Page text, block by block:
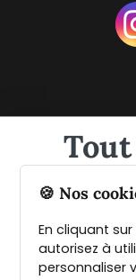
🍪 Nos
En cliquant
autorisez à
personnaliser